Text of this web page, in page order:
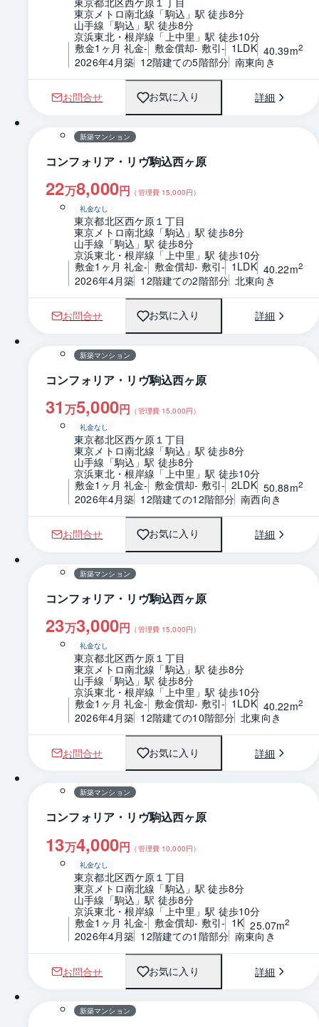
東京メトロ南北線「駒込」駅 徒歩8分
山手線「駒込」駅 徒歩8分
京浜東北・根岸線「上中里」駅 徒歩10分
敷金1ヶ月 礼金- 敷金償却- 敷引- 1LDK 40.39m2
2026年4月築 12階建ての5階部分 南東向き
お問合せ お気に入り 詳細
1 / 0 間取り
新築マンション
コンフォリア・リヴ駒込西ヶ原
22万8,000円 （管理費 15,000円）
礼金なし
東京都北区西ケ原１丁目
東京メトロ南北線「駒込」駅 徒歩8分
山手線「駒込」駅 徒歩8分
京浜東北・根岸線「上中里」駅 徒歩10分
敷金1ヶ月 礼金- 敷金償却- 敷引- 1LDK 40.22m2
2026年4月築 12階建ての2階部分 北東向き
お問合せ お気に入り 詳細
1 / 0 間取り
新築マンション
コンフォリア・リヴ駒込西ヶ原
31 万5,000円 （管理費 15,000円）
礼金なし
東京都北区西ケ原１丁目
東京メトロ南北線「駒込」駅 徒歩8分
山手線「駒込」駅 徒歩8分
京浜東北・根岸線「上中里」駅 徒歩10分
敷金1ヶ月 礼金- 敷金償却- 敷引- 2LDK 50.88m2
2026年4月築 12階建ての12階部分 南西向き
お問合せ お気に入り 詳細
1 / 0 間取り
新築マンション
コンフォリア・リヴ駒込西ヶ原
23万3,000円 （管理費 15,000円）
礼金なし
東京都北区西ケ原１丁目
東京メトロ南北線「駒込」駅 徒歩8分
山手線「駒込」駅 徒歩8分
京浜東北・根岸線「上中里」駅 徒歩10分
敷金1ヶ月 礼金- 敷金償却- 敷引- 1LDK 40.22m2
2026年4月築 12階建ての10階部分 北東向き
お問合せ お気に入り 詳細
1 / 0 間取り
新築マンション
コンフォリア・リヴ駒込西ヶ原
13万4,000円 （管理費 10,000円）
礼金なし
東京都北区西ケ原１丁目
東京メトロ南北線「駒込」駅 徒歩8分
山手線「駒込」駅 徒歩8分
京浜東北・根岸線「上中里」駅 徒歩10分
敷金1ヶ月 礼金- 敷金償却- 敷引- 1K 25.07m2
2026年4月築 12階建ての1階部分 南東向き
お問合せ お気に入り 詳細
1 / 0 間取り
新築マンション